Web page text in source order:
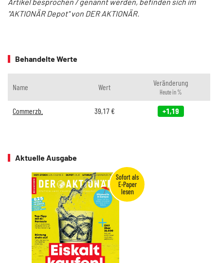
"AKTIONÄR Depot" von DER AKTIONÄR.
Behandelte Werte
Name Wert Veränderung
Heute in %
Commerzb. 39,17€ +1,19
Aktuelle Ausgabe